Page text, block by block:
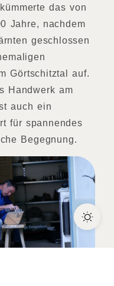
das von
Jahre, nachdem
geschlossen
Görtschitztal auf.
Handwerk am
auch ein
für spannendes
Begegnung.